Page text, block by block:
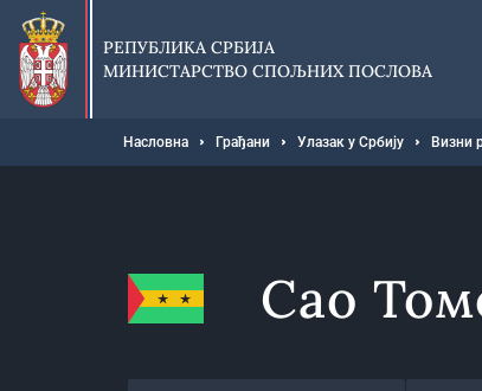
Прескочи
главни
део
садржаја
РЕПУБЛИКА СРБИЈА
МИНИСТАРСТВО СПОЉНИХ ПОСЛОВА
Мрвице
Насловна Грађани Улазак у Србију Визни
Сао